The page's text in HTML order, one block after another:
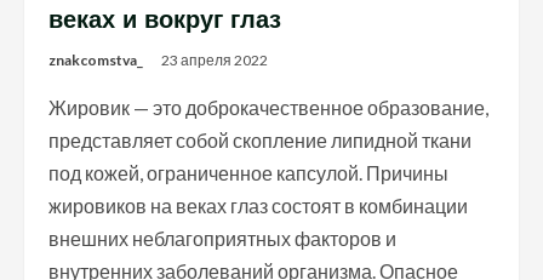
веках и вокруг глаз
znakcomstva_ 23 апреля 2022
Жировик — это доброкачественное образование,
представляет собой скопление липидной ткани
под кожей, ограниченное капсулой. Причины
жировиков на веках глаз состоят в комбинации
внешних неблагоприятных факторов и
внутренних заболеваний организма. Опасное